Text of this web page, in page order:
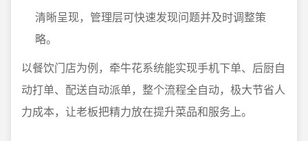
清晰呈现，管理层可快速发现问题并及时调整策
略。
以餐饮门店为例，牵牛花系统能实现手机下单、后厨自
动打单、配送自动派单，整个流程全自动，极大节省人
力成本，让老板把精力放在提升菜品和服务上。